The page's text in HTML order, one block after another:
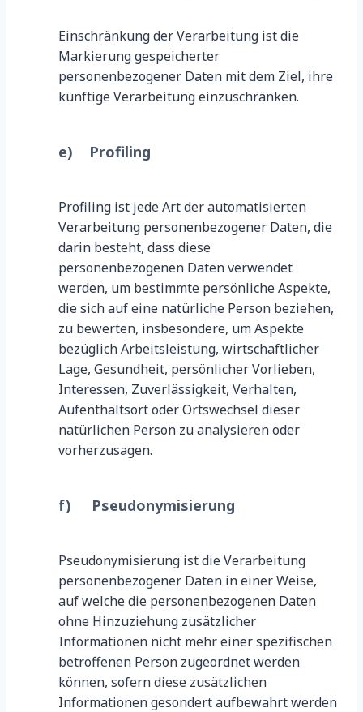
Einschränkung der Verarbeitung ist die
Markierung gespeicherter
personenbezogener Daten mit dem Ziel, ihre
künftige Verarbeitung einzuschränken.
e) Profiling
Profiling ist jede Art der automatisierten
Verarbeitung personenbezogener Daten, die
darin besteht, dass diese
personenbezogenen Daten verwendet
werden, um bestimmte persönliche Aspekte,
die sich auf eine natürliche Person beziehen,
zu bewerten, insbesondere, um Aspekte
bezüglich Arbeitsleistung, wirtschaftlicher
Lage, Gesundheit, persönlicher Vorlieben,
Interessen, Zuverlässigkeit, Verhalten,
Aufenthaltsort oder Ortswechsel dieser
natürlichen Person zu analysieren oder
vorherzusagen.
f) Pseudonymisierung
Pseudonymisierung ist die Verarbeitung
personenbezogener Daten in einer Weise,
auf welche die personenbezogenen Daten
ohne Hinzuziehung zusätzlicher
Informationen nicht mehr einer spezifischen
betroffenen Person zugeordnet werden
können, sofern diese zusätzlichen
Informationen gesondert aufbewahrt werden